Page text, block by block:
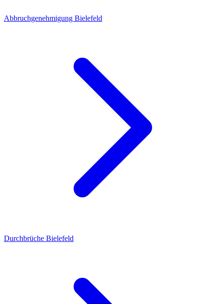
Abbruchgenehmigung Bielefeld
Durchbrüche Bielefeld